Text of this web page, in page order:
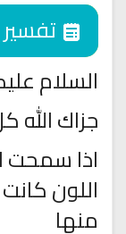
السلام
جزاك الله
اذا سمحت
اللون
منها